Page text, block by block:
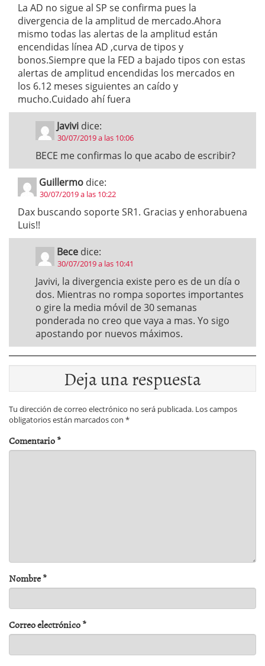
La AD no sigue al SP se confirma pues la
divergencia de la amplitud de mercado.Ahora
mismo todas las alertas de la amplitud están
encendidas línea AD ,curva de tipos y
bonos.Siempre que la FED a bajado tipos con estas
alertas de amplitud encendidas los mercados en
los 6.12 meses siguientes an caído y
mucho.Cuidado ahí fuera
Javivi dice:
30/07/2019 a las 10:06
BECE me confirmas lo que acabo de escribir?
Guillermo dice:
30/07/2019 a las 10:22
Dax buscando soporte SR1. Gracias y enhorabuena
Luis!!
Bece dice:
30/07/2019 a las 10:41
Javivi, la divergencia existe pero es de un día o
dos. Mientras no rompa soportes importantes
o gire la media móvil de 30 semanas
ponderada no creo que vaya a mas. Yo sigo
apostando por nuevos máximos.
Deja una respuesta
Tu dirección de correo electrónico no será publicada. Los campos
obligatorios están marcados con *
Comentario*
Nombre*
Correo electrónico*